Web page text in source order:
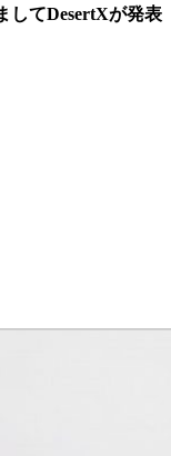
してDesertXが発表